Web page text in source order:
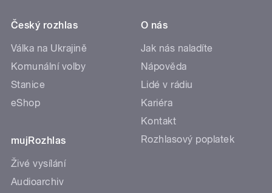
Český rozhlas
Válka na Ukrajině
Komunální volby
Stanice
eShop
mujRozhlas
Živé vysílání
Audioarchiv
O nás
Jak nás naladíte
Nápověda
Lidé v rádiu
Kariéra
Kontakt
Rozhlasový poplatek